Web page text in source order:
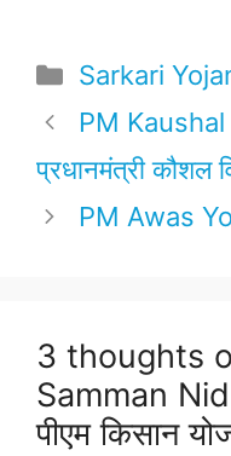
Categories
Sarkari
PM Kaushal
प्रधानमंत्री कौशल
PM Awas
3 thoughts
Samman
पीएम किसान